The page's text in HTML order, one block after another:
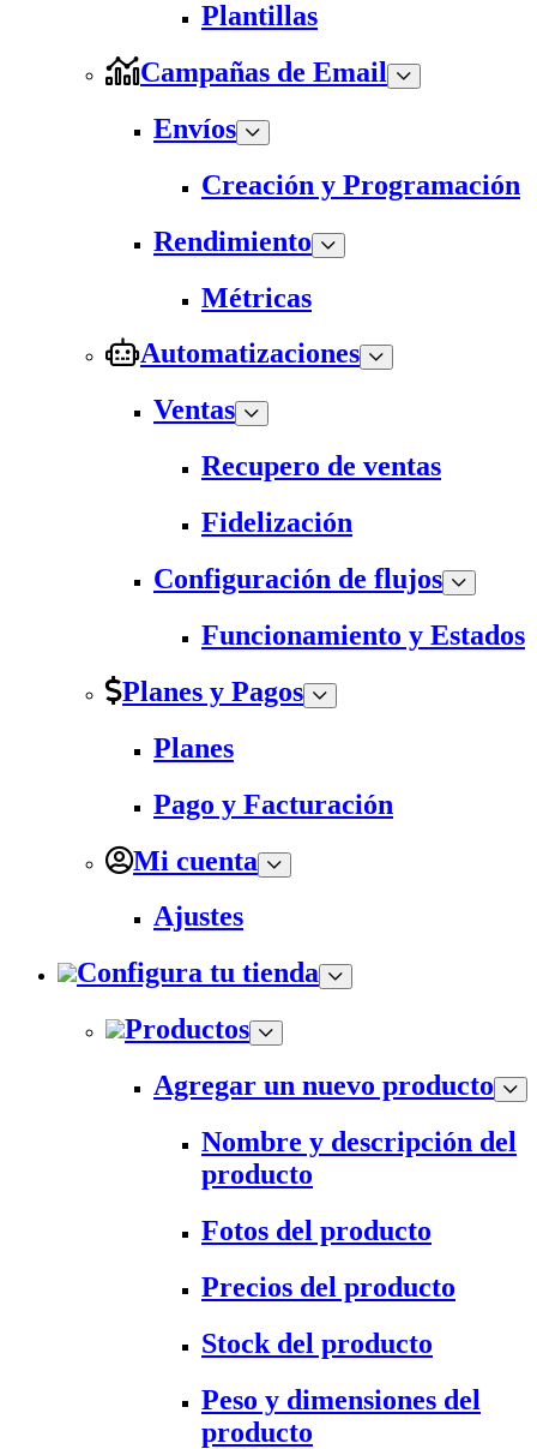
Plantillas
Campañas de Email
Envíos
Creación y Programación
Rendimiento
Métricas
Automatizaciones
Ventas
Recupero de ventas
Fidelización
Configuración de flujos
Funcionamiento y Estados
Planes y Pagos
Planes
Pago y Facturación
Mi cuenta
Ajustes
Configura tu tienda
Productos
Agregar un nuevo producto
Nombre y descripción del
producto
Fotos del producto
Precios del producto
Stock del producto
Peso y dimensiones del
producto